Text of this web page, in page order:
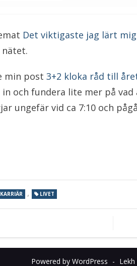
Det viktigaste jag lärt
min post 3+2 kloka råd till
och fundera lite mer på
ungefär vid ca 7:10 och
KARRIÄR , LIVET
Powered by WordPress -